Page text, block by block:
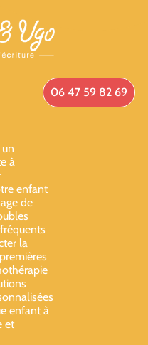
06 47 59 82 69
à
enfant
de
la
enfant à
et